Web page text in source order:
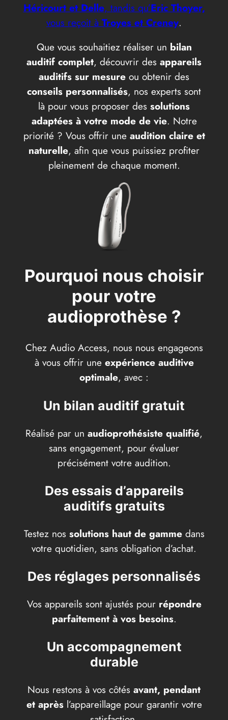
Héricourt et Delle, tandis qu’Eric Thoyer,
vous reçoit à Troyes et Creney.
Que vous souhaitiez réaliser un bilan
auditif complet, découvrir des appareils
auditifs sur mesure ou obtenir des
conseils personnalisés, nos experts sont
là pour vous proposer des solutions
adaptées à votre mode de vie. Notre
priorité ? Vous offrir une audition claire et
naturelle, afin que vous puissiez profiter
pleinement de chaque moment.
Pourquoi nous choisir
pour votre
audioprothèse ?
Chez Audio Access, nous nous engageons
à vous offrir une expérience auditive
optimale, avec :
Un bilan auditif gratuit
Réalisé par un audioprothésiste qualifié,
sans engagement, pour évaluer
précisément votre audition.
Des essais d’appareils
auditifs gratuits
Testez nos solutions haut de gammedans
votre quotidien, sans obligation d’achat.
Des réglages personnalisés
Vos appareils sont ajustés pour répondre
parfaitement à vos besoins.
Un accompagnement
durable
Nous restons à vos côtés avant, pendant
et aprèsl’appareillage pour garantir votre